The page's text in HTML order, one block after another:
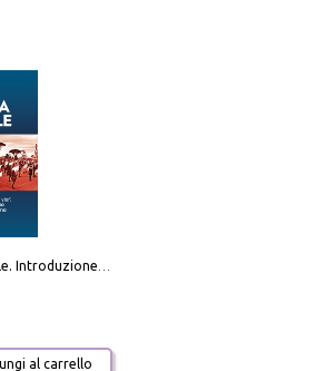
Destra sociale. Introduzione alla «terza via», tra identità, comunità e alternativa al sistema
al carrello